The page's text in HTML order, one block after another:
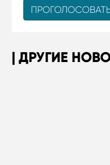
ДРУГИЕ